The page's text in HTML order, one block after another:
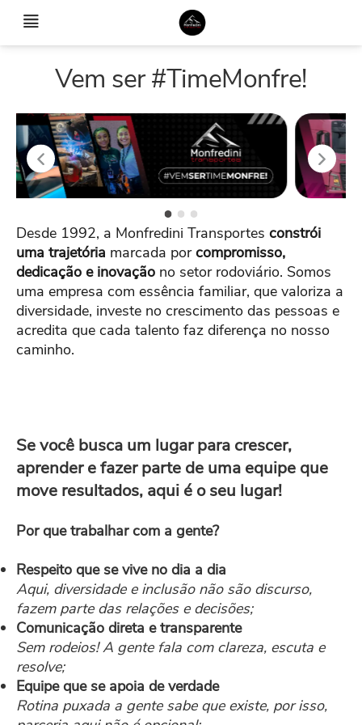
Vem ser #TimeMonfre!
Desde 1992, a Monfredini Transportes constrói
uma trajetória marcada porcompromisso,
dedicação e inovação no setor rodoviário. Somos
uma empresa com essência familiar, que valoriza a
diversidade, investe no crescimento das pessoas e
acredita que cada talento faz diferença no nosso
caminho.
Se você busca um lugar para crescer,
aprender e fazer parte de uma equipe que
move resultados, aqui é o seu lugar!
Por que trabalhar com a gente?
Respeito que se vive no dia a dia
Aqui, diversidade e inclusão não são discurso,
fazem parte das relações e decisões;
Comunicação direta e transparente
Sem rodeios! A gente fala com clareza, escuta e
resolve;
Equipe que se apoia de verdade
Rotina puxada a gente sabe que existe, por isso,